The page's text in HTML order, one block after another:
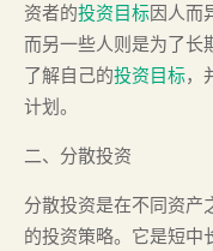
资者的投资目标因人而
而另一些人则是为了长
了解自己的投资目标，
计划。
二、分散投资
分散投资是在不同资产
的投资策略。它是短中